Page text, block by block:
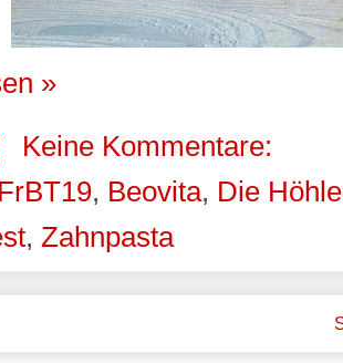
»
Keine Kommentare:
, Beovita, Die
, Zahnpasta